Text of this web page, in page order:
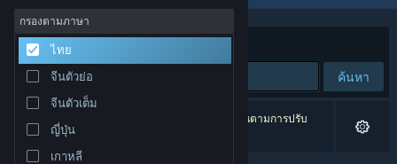
เกี่ยวกับ
ฝ่ายสนับสนุน
เปลี่ยนภาษา
รับแอป Steam แบบพกพา
กรองตามภาษา
ไทย
จีนตัวย่อ
จีนตัวเต็ม
ญี่ปุ่น
เกาหลี
จัดเรียงตาม
ค้นหา
0 ผลลัพธ์ตรงกับที่คุณค้นหา 6 ผลิตภัณฑ์ได้ถูกละเว้นตามการปรับ
แต่งของคุณ